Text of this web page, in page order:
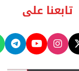
تابعنا على